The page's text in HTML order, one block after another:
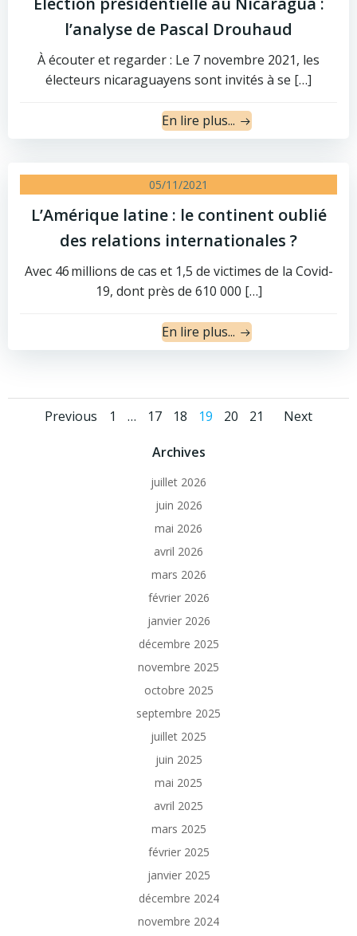
l’analyse de Pascal Drouhaud
À écouter et regarder : Le 7 novembre 2021, les
électeurs nicaraguayens sont invités à se […]
En lire plus...
05/11/2021
L’Amérique latine : le continent oublié
des relations internationales ?
Avec 46 millions de cas et 1,5 de victimes de la Covid-
19, dont près de 610 000 […]
En lire plus...
Posts
navigation
Previous
Posts
navigation
Page
1 … Page
17 Page
18 Page
19 Page
20 Page
21 Next
Archives
juillet 2026
juin 2026
mai 2026
avril 2026
mars 2026
février 2026
janvier 2026
décembre 2025
novembre 2025
octobre 2025
septembre 2025
juillet 2025
juin 2025
mai 2025
avril 2025
mars 2025
février 2025
janvier 2025
décembre 2024
novembre 2024